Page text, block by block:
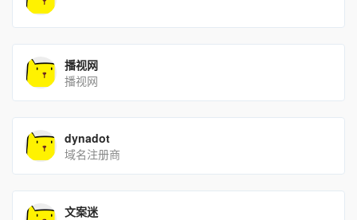
播视网
播视网
dynadot
域名注册商
文案迷